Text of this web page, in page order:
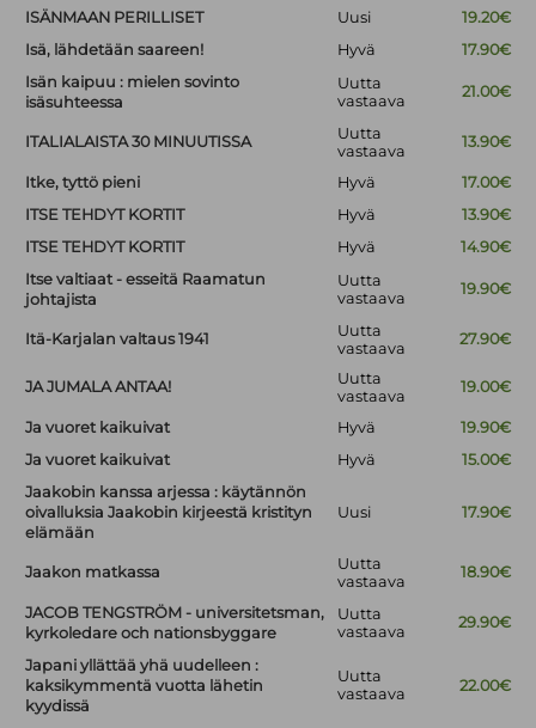
ISÄNMAAN PERILLISET
Uusi
19.20€
Isä, lähdetään saareen!
Hyvä
17.90€
Isän kaipuu : mielen sovinto
isäsuhteessa
Uutta
vastaava
21.00€
ITALIALAISTA 30 MINUUTISSA
Uutta
vastaava
13.90€
Itke, tyttö pieni Hyvä
17.00€
ITSE TEHDYT KORTIT
Hyvä
13.90€
ITSE TEHDYT KORTIT
Hyvä
14.90€
Itse valtiaat - esseitä Raamatun
johtajista
Uutta
vastaava
19.90€
Itä-Karjalan valtaus 1941
Uutta
vastaava
27.90€
JA JUMALA ANTAA!
Uutta
vastaava
19.00€
Ja vuoret kaikuivat Hyvä
19.90€
Ja vuoret kaikuivat
Hyvä
15.00€
Jaakobin kanssa arjessa : käytännön
oivalluksia Jaakobin kirjeestä kristityn
elämään
Uusi 17.90€
Jaakon matkassa
Uutta
vastaava
18.90€
JACOB TENGSTRÖM - universitetsman,
kyrkoledare och nationsbyggare
Uutta
vastaava
29.90€
Japani yllättää yhä uudelleen :
kaksikymmentä vuotta lähetin
kyydissä
Uutta
vastaava
22.00€